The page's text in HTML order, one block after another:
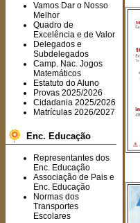
Vamos Dar o Nosso
Melhor
Quadro de
Excelência e de Valor
Delegados e
Subdelegados
Camp. Nac. Jogos
Matemáticos
Estatuto do Aluno
Provas 2025/2026
Cidadania 2025/2026
Matrículas 2026/2027
Enc. Educação
Representantes dos
Enc. Educação
Associação de Pais e
Enc. Educação
Normas dos
Transportes
Escolares